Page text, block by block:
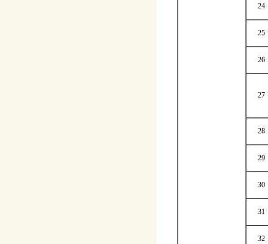
24
25
26
27
28
29
30
31
32